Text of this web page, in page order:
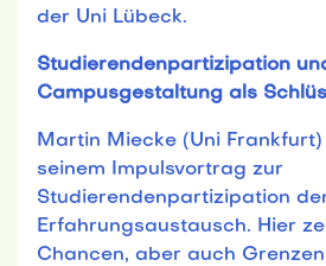
der Uni Lübeck.
Studierendenpartizipation
Campusgestaltung als
Martin Miecke (Uni
seinem Impulsvortrag zur
Studierendenpartizipation
Erfahrungsaustausch. Hier
Chancen, aber auch